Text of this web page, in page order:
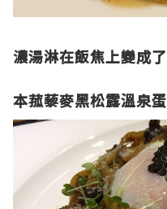
濃湯淋在飯焦上變成
本菰藜麥黑松露溫泉